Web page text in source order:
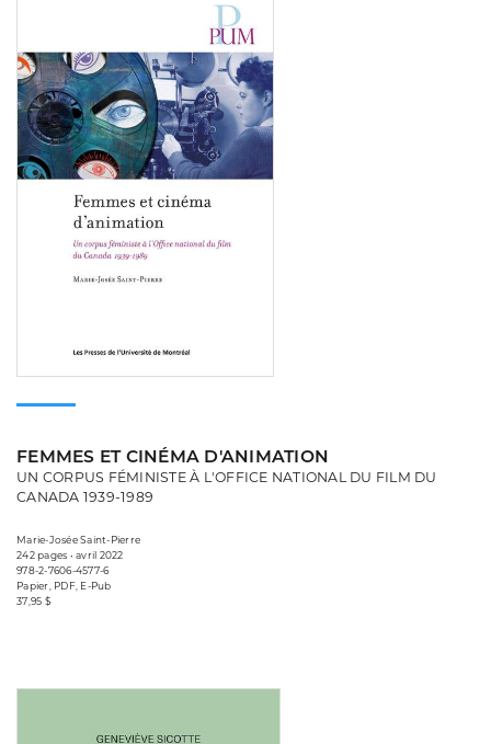
FEMMES ET CINÉMA D'ANIMATION
UN CORPUS FÉMINISTE À L'OFFICE NATIONAL DU FILM DU
CANADA 1939-1989
Marie-Josée Saint-Pierre
242 pages • avril 2022
978-2-7606-4577-6
Papier, PDF, E-Pub
37,95 $